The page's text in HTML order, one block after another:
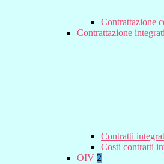
Contrattazione
Contrattazione
Contratti
Costi contratti
OIV 2